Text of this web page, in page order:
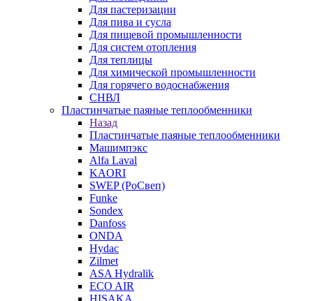
Для пастеризации
Для пива и сусла
Для пищевой промышленности
Для систем отопления
Для теплицы
Для химической промышленности
Для горячего водоснабжения
СНВЛ
Пластинчатые паяные теплообменники
Назад
Пластинчатые паяные теплообменники
Машимпэкс
Alfa Laval
KAORI
SWEP (РоСвеп)
Funke
Sondex
Danfoss
ONDA
Hydac
Zilmet
ASA Hydralik
ECO AIR
HISAKA